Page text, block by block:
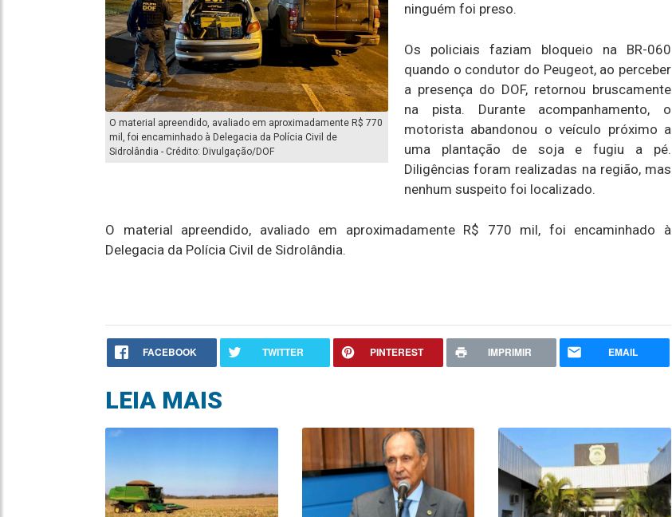
O material apreendido, avaliado em aproximadamente R$ 770
mil, foi encaminhado à Delegacia da Polícia Civil de
Sidrolândia - Crédito: Divulgação/DOF
ninguém foi preso.
Os policiais faziam bloqueio na BR-060
quando o condutor do Peugeot, ao perceber
a presença do DOF, retornou bruscamente
na pista. Durante acompanhamento, o
motorista abandonou o veículo próximo a
uma plantação de soja e fugiu a pé.
Diligências foram realizadas na região, mas
nenhum suspeito foi localizado.
O material apreendido, avaliado em aproximadamente R$ 770 mil, foi encaminhado à
Delegacia da Polícia Civil de Sidrolândia.
FACEBOOK TWITTER PINTEREST IMPRIMIR EMAIL
LEIA MAIS